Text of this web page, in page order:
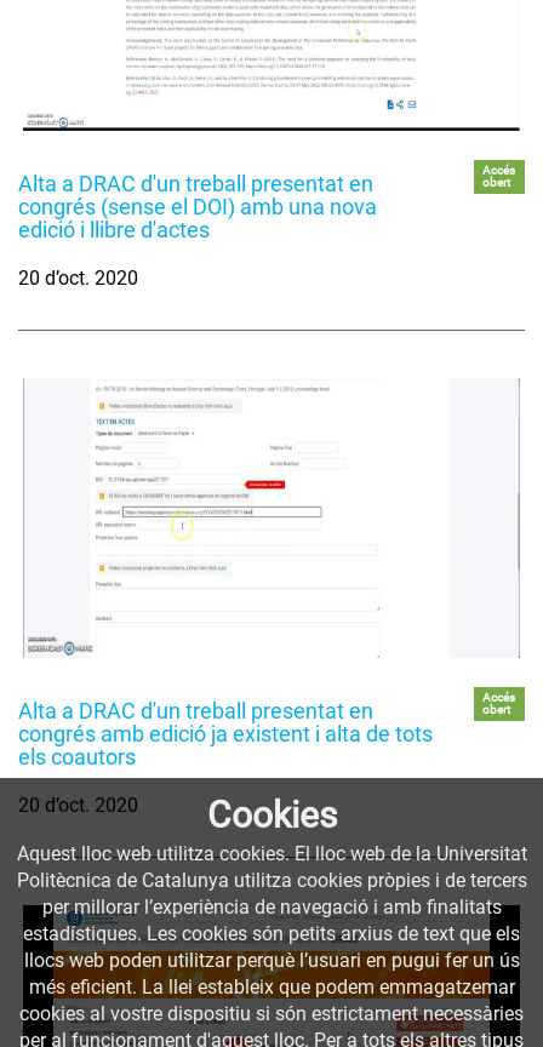
Alta a DRAC d'un treball presentat en
congrés (sense el DOI) amb una nova
edició i llibre d'actes
Accés
obert
20 d’oct. 2020
Alta a DRAC d'un treball presentat en
congrés amb edició ja existent i alta de tots
els coautors
Accés
obert
20 d’oct. 2020 Cookies
Aquest lloc web utilitza cookies. El lloc web de la Universitat
Politècnica de Catalunya utilitza cookies pròpies i de tercers
per millorar l’experiència de navegació i amb finalitats
estadístiques. Les cookies són petits arxius de text que els
llocs web poden utilitzar perquè l’usuari en pugui fer un ús
més eficient. La llei estableix que podem emmagatzemar
cookies al vostre dispositiu si són estrictament necessàries
per al funcionament d'aquest lloc. Per a tots els altres tipus